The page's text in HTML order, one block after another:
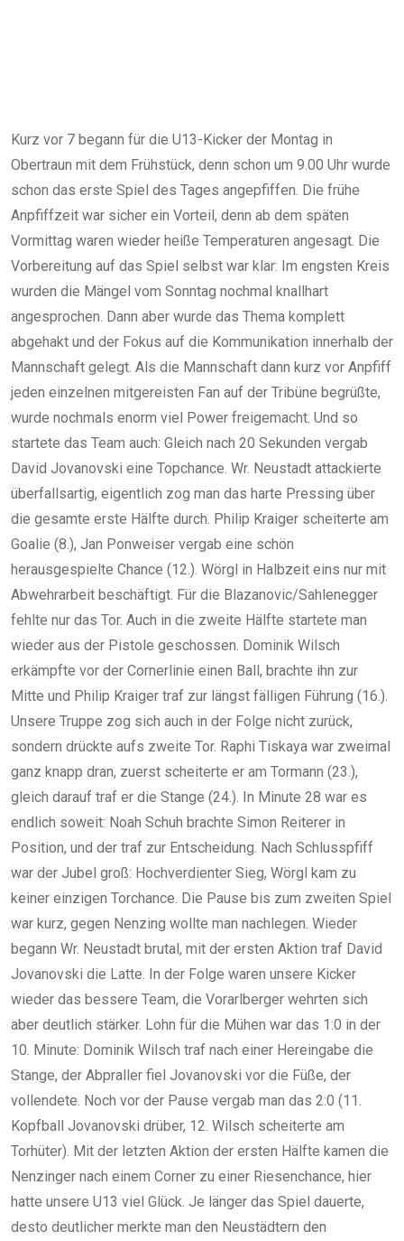
Kurz vor 7 begann für die U13-Kicker der Montag in
Obertraun mit dem Frühstück, denn schon um 9.00 Uhr wurde
schon das erste Spiel des Tages angepfiffen. Die frühe
Anpfiffzeit war sicher ein Vorteil, denn ab dem späten
Vormittag waren wieder heiße Temperaturen angesagt. Die
Vorbereitung auf das Spiel selbst war klar: Im engsten Kreis
wurden die Mängel vom Sonntag nochmal knallhart
angesprochen. Dann aber wurde das Thema komplett
abgehakt und der Fokus auf die Kommunikation innerhalb der
Mannschaft gelegt. Als die Mannschaft dann kurz vor Anpfiff
jeden einzelnen mitgereisten Fan auf der Tribüne begrüßte,
wurde nochmals enorm viel Power freigemacht. Und so
startete das Team auch: Gleich nach 20 Sekunden vergab
David Jovanovski eine Topchance. Wr. Neustadt attackierte
überfallsartig, eigentlich zog man das harte Pressing über
die gesamte erste Hälfte durch. Philip Kraiger scheiterte am
Goalie (8.), Jan Ponweiser vergab eine schön
herausgespielte Chance (12.). Wörgl in Halbzeit eins nur mit
Abwehrarbeit beschäftigt. Für die Blazanovic/Sahlenegger
fehlte nur das Tor. Auch in die zweite Hälfte startete man
wieder aus der Pistole geschossen. Dominik Wilsch
erkämpfte vor der Cornerlinie einen Ball, brachte ihn zur
Mitte und Philip Kraiger traf zur längst fälligen Führung (16.).
Unsere Truppe zog sich auch in der Folge nicht zurück,
sondern drückte aufs zweite Tor. Raphi Tiskaya war zweimal
ganz knapp dran, zuerst scheiterte er am Tormann (23.),
gleich darauf traf er die Stange (24.). In Minute 28 war es
endlich soweit: Noah Schuh brachte Simon Reiterer in
Position, und der traf zur Entscheidung. Nach Schlusspfiff
war der Jubel groß: Hochverdienter Sieg, Wörgl kam zu
keiner einzigen Torchance. Die Pause bis zum zweiten Spiel
war kurz, gegen Nenzing wollte man nachlegen. Wieder
begann Wr. Neustadt brutal, mit der ersten Aktion traf David
Jovanovski die Latte. In der Folge waren unsere Kicker
wieder das bessere Team, die Vorarlberger wehrten sich
aber deutlich stärker. Lohn für die Mühen war das 1:0 in der
10. Minute: Dominik Wilsch traf nach einer Hereingabe die
Stange, der Abpraller fiel Jovanovski vor die Füße, der
vollendete. Noch vor der Pause vergab man das 2:0 (11.
Kopfball Jovanovski drüber, 12. Wilsch scheiterte am
Torhüter). Mit der letzten Aktion der ersten Hälfte kamen die
Nenzinger nach einem Corner zu einer Riesenchance, hier
hatte unsere U13 viel Glück. Je länger das Spiel dauerte,
desto deutlicher merkte man den Neustädtern den